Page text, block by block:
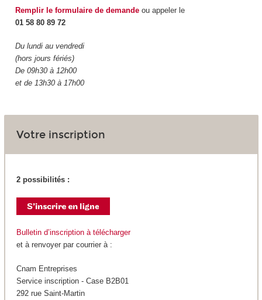
Remplir le formulaire de demandeou appeler le
01 58 80 89 72
Du lundi au vendredi
(hors jours fériés)
De 09h30 à 12h00
et de 13h30 à 17h00
Votre inscription
2 possibilités :
Bulletin d’inscription à télécharger
et à renvoyer par courrier à :
Cnam Entreprises
Service inscription - Case B2B01
292 rue Saint-Martin